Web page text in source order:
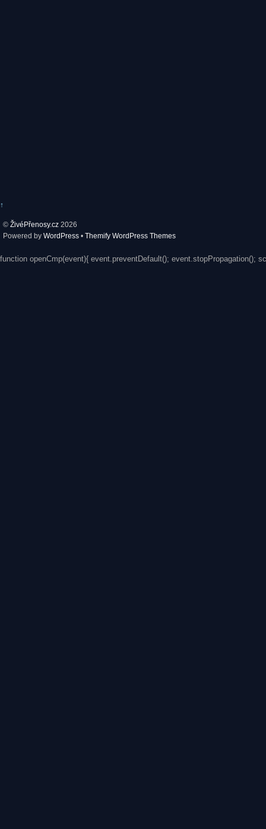
↑
© ŽivéPřenosy.cz 2026
Powered by WordPress • Themify WordPress Themes
function openCmp(event){ event.preventDefault(); event.stopPropagation();